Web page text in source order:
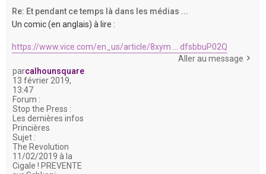
Re: Et pendant ce temps là dans les médias ...
Un comic (en anglais) à lire :
https://www.vice.com/en_us/article/8xym ... dfsbbuP02Q
Aller au message
parcalhounsquare
13 février 2019,
13:47
Forum :
Stop the Press :
Les dernières infos
Princières
Sujet :
The Revolution
11/02/2019 à la
Cigale ! PREVENTE